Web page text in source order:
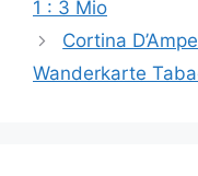
1 : 3 Mio
Cortina
Wanderkarte